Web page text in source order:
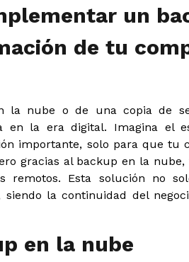
un
de tu
la nube o de una copia de
en la era digital. Imagina el
importante, solo para que tu
gracias al backup en la
remotos. Esta solución no
la continuidad del
en la nube